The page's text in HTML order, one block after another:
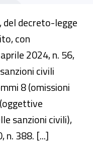
del decreto-legge
con
2024, n. 56,
civili
8 (omissioni
sanzioni civili),
n. 388. [...]